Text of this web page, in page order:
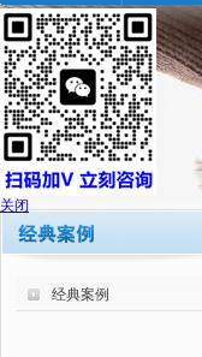
经典案例
关闭